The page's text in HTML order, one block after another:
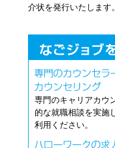
介状を発行いたします。
専門のキャリアカウ
的な就職相談を実施
利用ください。